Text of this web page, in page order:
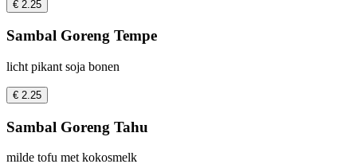
€ 2.25
Sambal Goreng Tempe
licht pikant soja bonen
€ 2.25
Sambal Goreng Tahu
milde tofu met kokosmelk